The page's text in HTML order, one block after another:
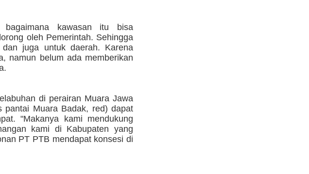
kawasan itu bisa
oleh Pemerintah. Sehingga
juga untuk daerah. Karena
namun belum ada memberikan
di perairan Muara Jawa
Muara Badak, red) dapat
"Makanya kami mendukung
kami di Kabupaten yang
PT PTB mendapat konsesi di